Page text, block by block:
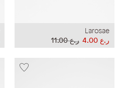
Larosae
ر.ع 11.00
ر.ع 4.00